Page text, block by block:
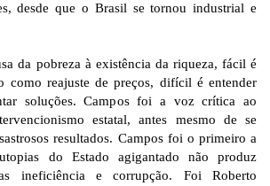
desde que o Brasil se tornou industrial e
da pobreza à existência da riqueza, fácil é
como reajuste de preços, difícil é entender
soluções. Campos foi a voz crítica ao
estatal, antes mesmo de se
resultados. Campos foi o primeiro a
do Estado agigantado não produz
ineficiência e corrupção. Foi Roberto